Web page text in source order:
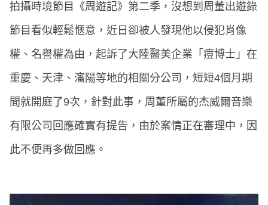
拍攝時境節目《周遊記》第二季，沒想到周董出遊錄
節目看似輕鬆愜意，近日卻被人發現他以侵犯肖像
權、名譽權為由，起訴了大陸醫美企業「痘博士」在
重慶、天津、瀋陽等地的相關分公司，短短4個月期
間就開庭了9次，針對此事，周董所屬的杰威爾音樂
有限公司回應確實有提告，由於案情正在審理中，因
此不便再多做回應。